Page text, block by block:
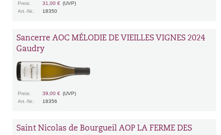
Preis: 31,00 € (UVP)
Art.-Nr.:
18350
Sancerre AOC MÉLODIE DE VIEILLES VIGNES 2024
Gaudry
Preis: 39,00 € (UVP)
Art.-Nr.:
18356
Saint Nicolas de Bourgueil AOP LA FERME DES